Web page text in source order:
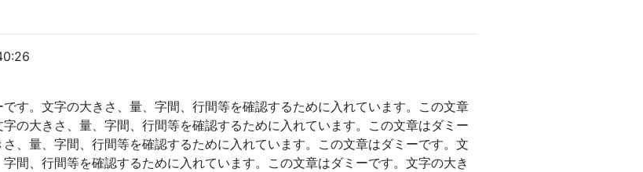
です。文字の大きさ、量、字間、行間等を確認するために入れています。この文章
の大きさ、量、字間、行間等を確認するために入れています。この文章はダミー
、量、字間、行間等を確認するために入れています。この文章はダミーです。文
間、行間等を確認するために入れています。この文章はダミーです。文字の大き